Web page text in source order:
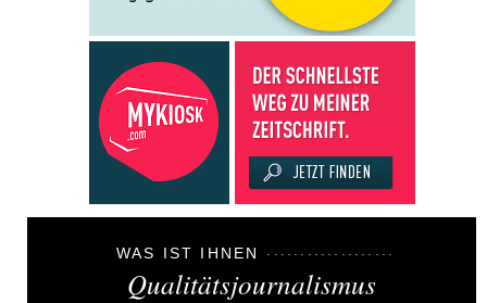
WAS IST IHNEN
Qualitätsjournalismus